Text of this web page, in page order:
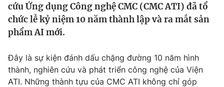
Tin tức
Thế giới đó đây
Kinh tế
Tài chính
Thị trường
Góc doanh nghiệp
Truyền hình
cứu Ứng dụng Công nghệ CMC (CMC ATI) đã tổ
chức lễ kỷ niệm 10 năm thành lập và ra mắt sản
phẩm AI mới.
Đây là sự kiện đánh dấu chặng đường 10 năm hình
thành, nghiên cứu và phát triển công nghệ của Viện
ATI. Những thành tựu của CMC ATI không chỉ góp